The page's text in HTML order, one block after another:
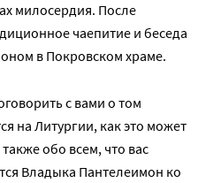
милосердия. После
чаепитие и беседа
в Покровском храме.
с вами о том
на Литургии, как это может
обо всем, что вас
Владыка Пантелеимон ко